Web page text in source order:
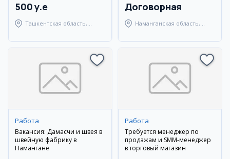
500 y.e
Ташкентская область,
Договорная
Наманганская область,
Работа
Вакансия: Дамасчи и швея в
швейную фабрику в
Намангане
Работа
Требуется менеджер по
продажам и SMM-менеджер
в торговый магазин